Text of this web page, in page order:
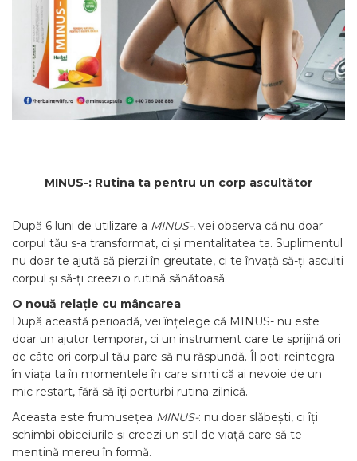
MINUS-: Rutina ta pentru un corp ascultător
După 6 luni de utilizare a MINUS-, vei observa că nu doar
corpul tău s-a transformat, ci și mentalitatea ta. Suplimentul
nu doar te ajută să pierzi în greutate, ci te învață să-ți asculți
corpul și să-ți creezi o rutină sănătoasă.
O nouă relație cu mâncarea
După această perioadă, vei înțelege că MINUS- nu este
doar un ajutor temporar, ci un instrument care te sprijină ori
de câte ori corpul tău pare să nu răspundă. Îl poți reintegra
în viața ta în momentele în care simți că ai nevoie de un
mic restart, fără să îți perturbi rutina zilnică.
Aceasta este frumusețea MINUS-: nu doar slăbești, ci îți
schimbi obiceiurile și creezi un stil de viață care să te
mențină mereu în formă.